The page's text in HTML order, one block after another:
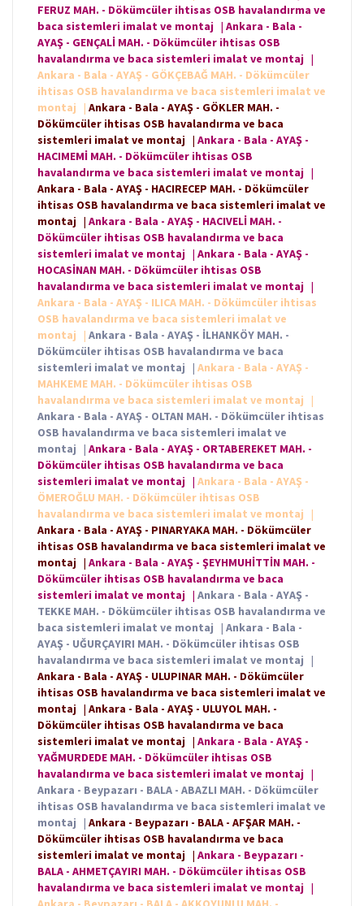
FERUZ MAH. - Dökümcüler ihtisas OSB havalandırma ve
baca sistemleri imalat ve montaj | Ankara - Bala -
AYAŞ - GENÇALİ MAH. - Dökümcüler ihtisas OSB
havalandırma ve baca sistemleri imalat ve montaj |
Ankara - Bala - AYAŞ - GÖKÇEBAĞ MAH. - Dökümcüler
ihtisas OSB havalandırma ve baca sistemleri imalat ve
montaj
| Ankara - Bala - AYAŞ - GÖKLER MAH. -
Dökümcüler ihtisas OSB havalandırma ve baca
sistemleri imalat ve montaj | Ankara - Bala - AYAŞ -
HACIMEMİ MAH. - Dökümcüler ihtisas OSB
havalandırma ve baca sistemleri imalat ve montaj |
Ankara - Bala - AYAŞ - HACIRECEP MAH. - Dökümcüler
ihtisas OSB havalandırma ve baca sistemleri imalat ve
montaj | Ankara - Bala - AYAŞ - HACIVELİ MAH. -
Dökümcüler ihtisas OSB havalandırma ve baca
sistemleri imalat ve montaj | Ankara - Bala - AYAŞ -
HOCASİNAN MAH. - Dökümcüler ihtisas OSB
havalandırma ve baca sistemleri imalat ve montaj |
Ankara - Bala - AYAŞ - ILICA MAH. - Dökümcüler ihtisas
OSB havalandırma ve baca sistemleri imalat ve
montaj
| Ankara - Bala - AYAŞ - İLHANKÖY MAH. -
Dökümcüler ihtisas OSB havalandırma ve baca
sistemleri imalat ve montaj | Ankara - Bala - AYAŞ -
MAHKEME MAH. - Dökümcüler ihtisas OSB
havalandırma ve baca sistemleri imalat ve montaj
|
Ankara - Bala - AYAŞ - OLTAN MAH. - Dökümcüler ihtisas
OSB havalandırma ve baca sistemleri imalat ve
montaj | Ankara - Bala - AYAŞ - ORTABEREKET MAH. -
Dökümcüler ihtisas OSB havalandırma ve baca
sistemleri imalat ve montaj | Ankara - Bala - AYAŞ -
ÖMEROĞLU MAH. - Dökümcüler ihtisas OSB
havalandırma ve baca sistemleri imalat ve montaj
|
Ankara - Bala - AYAŞ - PINARYAKA MAH. - Dökümcüler
ihtisas OSB havalandırma ve baca sistemleri imalat ve
montaj | Ankara - Bala - AYAŞ - ŞEYHMUHİTTİN MAH. -
Dökümcüler ihtisas OSB havalandırma ve baca
sistemleri imalat ve montaj | Ankara - Bala - AYAŞ -
TEKKE MAH. - Dökümcüler ihtisas OSB havalandırma ve
baca sistemleri imalat ve montaj | Ankara - Bala -
AYAŞ - UĞURÇAYIRI MAH. - Dökümcüler ihtisas OSB
havalandırma ve baca sistemleri imalat ve montaj |
Ankara - Bala - AYAŞ - ULUPINAR MAH. - Dökümcüler
ihtisas OSB havalandırma ve baca sistemleri imalat ve
montaj | Ankara - Bala - AYAŞ - ULUYOL MAH. -
Dökümcüler ihtisas OSB havalandırma ve baca
sistemleri imalat ve montaj | Ankara - Bala - AYAŞ -
YAĞMURDEDE MAH. - Dökümcüler ihtisas OSB
havalandırma ve baca sistemleri imalat ve montaj |
Ankara - Beypazarı - BALA - ABAZLI MAH. - Dökümcüler
ihtisas OSB havalandırma ve baca sistemleri imalat ve
montaj | Ankara - Beypazarı - BALA - AFŞAR MAH. -
Dökümcüler ihtisas OSB havalandırma ve baca
sistemleri imalat ve montaj | Ankara - Beypazarı -
BALA - AHMETÇAYIRI MAH. - Dökümcüler ihtisas OSB
havalandırma ve baca sistemleri imalat ve montaj |